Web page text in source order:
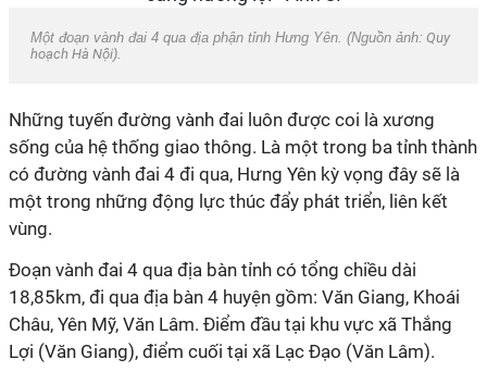
Một đoạn vành đai 4 qua địa phận tỉnh Hưng Yên. (Nguồn ảnh: Quy
hoạch Hà Nội).
Những tuyến đường vành đai luôn được coi là xương
sống của hệ thống giao thông. Là một trong ba tỉnh thành
có đường vành đai 4 đi qua, Hưng Yên kỳ vọng đây sẽ là
một trong những động lực thúc đẩy phát triển, liên kết
vùng.
Đoạn vành đai 4 qua địa bàn tỉnh có tổng chiều dài
18,85km, đi qua địa bàn 4 huyện gồm: Văn Giang, Khoái
Châu, Yên Mỹ, Văn Lâm. Điểm đầu tại khu vực xã Thắng
Lợi (Văn Giang), điểm cuối tại xã Lạc Đạo (Văn Lâm).